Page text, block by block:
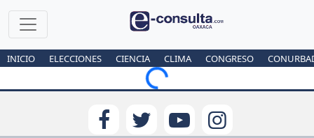
INICIO ELECCIONES CIENCIA CLIMA CONGRESO
Loading...